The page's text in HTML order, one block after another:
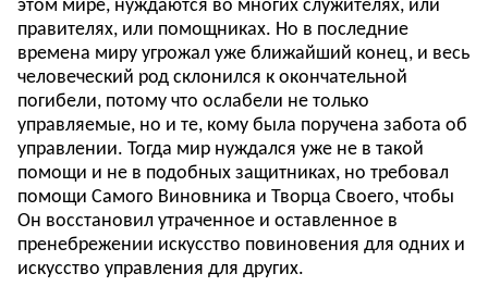
правителях, или помощниках. Но в последние
времена миру угрожал уже ближайший конец, и весь
человеческий род склонился к окончательной
погибели, потому что ослабели не только
управляемые, но и те, кому была поручена забота об
управлении. Тогда мир нуждался уже не в такой
помощи и не в подобных защитниках, но требовал
помощи Самого Виновника и Творца Своего, чтобы
Он восстановил утраченное и оставленное в
пренебрежении искусство повиновения для одних и
искусство управления для других.